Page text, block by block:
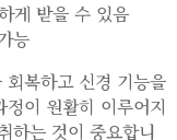
게 받을 수 있음
능
복하고 신경 기능을
이 원활히 이루어지
하는 것이 중요합니